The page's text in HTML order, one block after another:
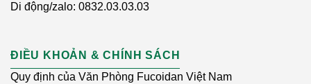
Di động/zalo: 0832.03.03.03
ĐIỀU KHOẢN & CHÍNH SÁCH
Quy định của Văn Phòng Fucoidan Việt Nam